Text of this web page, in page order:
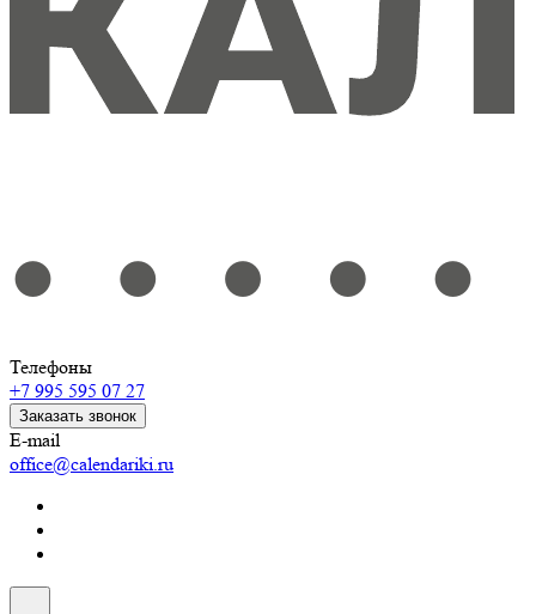
Телефоны
+7 995 595 07 27
Заказать звонок
E-mail
office@calendariki.ru